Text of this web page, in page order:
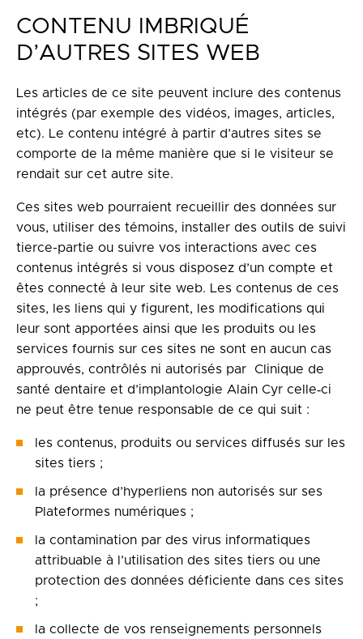
CONTENU IMBRIQUÉ
D’AUTRES SITES WEB
Les articles de ce site peuvent inclure des contenus
intégrés (par exemple des vidéos, images, articles,
etc). Le contenu intégré à partir d’autres sites se
comporte de la même manière que si le visiteur se
rendait sur cet autre site.
Ces sites web pourraient recueillir des données sur
vous, utiliser des témoins, installer des outils de suivi
tierce-partie ou suivre vos interactions avec ces
contenus intégrés si vous disposez d’un compte et
êtes connecté à leur site web. Les contenus de ces
sites, les liens qui y figurent, les modifications qui
leur sont apportées ainsi que les produits ou les
services fournis sur ces sites ne sont en aucun cas
approuvés, contrôlés ni autorisés par Clinique de
santé dentaire et d’implantologie Alain Cyr celle‑ci
ne peut être tenue responsable de ce qui suit :
les contenus, produits ou services diffusés sur les
sites tiers ;
la présence d’hyperliens non autorisés sur ses
Plateformes numériques ;
la contamination par des virus informatiques
attribuable à l’utilisation des sites tiers ou une
protection des données déficiente dans ces sites
;
la collecte de vos renseignements personnels